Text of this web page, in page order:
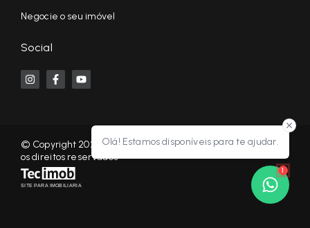
Olá! Estamos disponíveis para te ajudar.
1
Negocie o seu imóvel
Social
© Copyright 2026 - KF NEGÓCIOS IMOBILIÁRIOS RP - Todos
os direitos reservados
SITE PARA IMOBILIARIA